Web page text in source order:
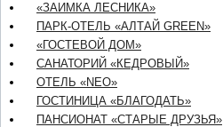
«ЗАИМКА ЛЕСНИКА»
ПАРК-ОТЕЛЬ «АЛТАЙ GREEN»
«ГОСТЕВОЙ ДОМ»
CАНАТОРИЙ «КЕДРОВЫЙ»
ОТЕЛЬ «NEO»
ГОСТИНИЦА «БЛАГОДАТЬ»
ПАНСИОНАТ «СТАРЫЕ ДРУЗЬЯ»